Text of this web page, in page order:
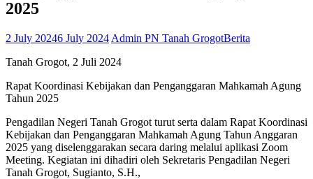
2025
2 July 20246 July 2024 Admin PN Tanah GrogotBerita
Tanah Grogot, 2 Juli 2024
Rapat Koordinasi Kebijakan dan Penganggaran Mahkamah Agung
Tahun 2025
Pengadilan Negeri Tanah Grogot turut serta dalam Rapat Koordinasi
Kebijakan dan Penganggaran Mahkamah Agung Tahun Anggaran
2025 yang diselenggarakan secara daring melalui aplikasi Zoom
Meeting. Kegiatan ini dihadiri oleh Sekretaris Pengadilan Negeri
Tanah Grogot, Sugianto, S.H.,